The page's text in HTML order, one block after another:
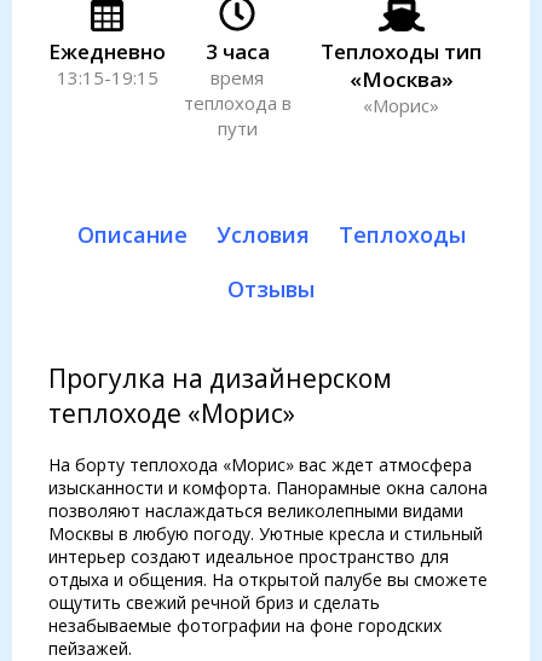
Ежедневно
13:15-19:15
3 часа
время
теплохода в
пути
Теплоходы тип
«Москва»
«Морис»
Описание Условия
Теплоходы
Отзывы
Прогулка на дизайнерском
теплоходе «Морис»
На борту теплохода «Морис» вас ждет атмосфера
изысканности и комфорта. Панорамные окна салона
позволяют наслаждаться великолепными видами
Москвы в любую погоду. Уютные кресла и стильный
интерьер создают идеальное пространство для
отдыха и общения. На открытой палубе вы сможете
ощутить свежий речной бриз и сделать
незабываемые фотографии на фоне городских
пейзажей.